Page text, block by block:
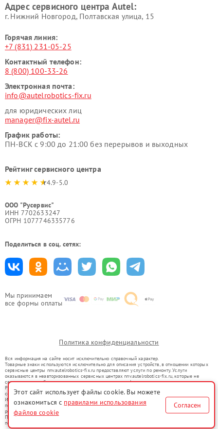
Мы принимаем
все формы оплаты
Адрес сервисного центра Autel:
г. Нижний Новгород, Полтавская улица, 15
Горячая линия:
+7 (831) 231-05-25
Контактный телефон:
8 (800) 100-33-26
Электронная почта:
info@autelrobotics-fix.ru
для юридических лиц
manager@fix-autel.ru
График работы:
ПН-ВСК с 9:00 до 21:00 без перерывов и выходных
Рейтинг сервисного центра
4.9-5.0
ООО "Русервис"
ИНН 7702633247
ОГРН 1077746335776
Поделиться в соц. сетях:
Политика конфиденциальности
Вся информация на сайте носит исключительно справочный характер.
Товарные знаки используются исключительно для описания устройств, в отношении которых
сервисные центры nnv.autelrobotics-fix.ru предоставляют услуги по ремонту. Услуги
оказываются в неавторизованных сервисных центрах nnv.autelrobotics-fix.ru, которые не
связаны с правообладателями товарных знаков или их официальными представителями.
Ремонт осуществляется для устройств, уже введенных в гражданский оборот в соответствии
со статьей 1487 ГК РФ.
Использование товарных знаков не преследует цели индивидуализации услуг или введения
потребителей в заблуждение, а служит для информирования о предоставляемых услугах по
ремонту техники указанных брендов.
Представленная на сайте информация не является публичной офертой, определяемой
положениями Статьи 437(2) Гражданского кодекса РФ
Этот сайт использует файлы cookie. Вы можете
ознакомиться с правилами использования
файлов cookie
Согласен